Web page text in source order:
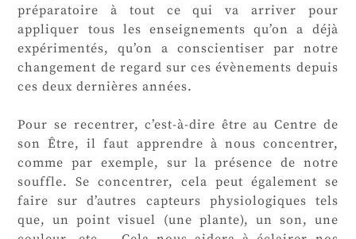
préparatoire à tout ce qui va arriver pour
appliquer tous les enseignements qu’on a déjà
expérimentés, qu’on a conscientiser par notre
changement de regard sur ces évènements depuis
ces deux dernières années.
Pour se recentrer, c’est-à-dire être au Centre de
son Être, il faut apprendre à nous concentrer,
comme par exemple, sur la présence de notre
souffle. Se concentrer, cela peut également se
faire sur d’autres capteurs physiologiques tels
que, un point visuel (une plante), un son, une